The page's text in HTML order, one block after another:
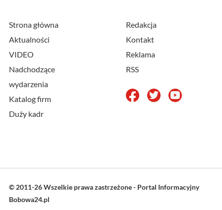
Strona główna
Aktualności
VIDEO
Nadchodzące
wydarzenia
Katalog firm
Duży kadr
Redakcja
Kontakt
Reklama
RSS
© 2011-26 Wszelkie prawa zastrzeżone - Portal Informacyjny
Bobowa24.pl